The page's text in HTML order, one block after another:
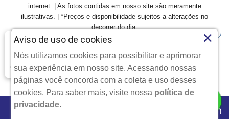
Farmácia Modelo | Goiânia | Entrega Imediata e Clique-
Retire
Clique aqui...
internet. | As fotos contidas em nosso site são meramente
ilustrativas. | *Preços e disponibilidade sujeitos a alterações no
decorrer do dia.
Copyright © 2026 Farmácia Modelo - Todos os direitos
reservados.
Aviso de uso de cookies
Nós utilizamos cookies para possibilitar e aprimorar
sua experiência em nosso site. Acessando nossas
páginas você concorda com a coleta e uso desses
cookies. Para saber mais, visite nossa política de
privacidade.
×